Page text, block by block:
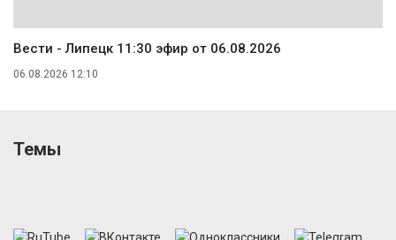
Вести - Липецк 11:30 эфир от 06.08.2026
06.08.2026 12:10
Темы